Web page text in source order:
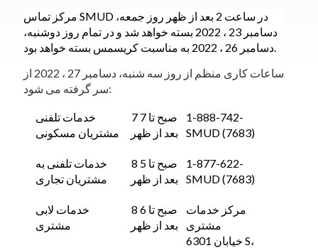
مرکز تماس SMUD در ساعت 2 بعد از ظهر روز جمعه،
دسامبر 23 ، 2022 بسته خواهد شد و در تمام روز دوشنبه،
دسامبر 26 ، 2022 به مناسبت کریسمس بسته خواهد بود.
ساعات کاری منظم از روز سه شنبه، دسامبر 27 ، 2022 از
سر گرفته می شود:
خدمات تلفنی
مشتریان مسکونی
7 صبح تا 7
بعد از ظهر
1-888-742-
SMUD (7683)
خدمات تلفنی به
مشتریان تجاری
8 صبح تا 5
بعد از ظهر
1-877-622-
SMUD (7683)
خدمات لابی
مشتری
8 صبح تا 6
بعد از ظهر
مرکز خدمات
مشتری
6301 خیابان S،